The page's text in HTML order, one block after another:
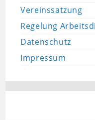
Vereinssatzung
Regelung
Datenschutz
Impressum